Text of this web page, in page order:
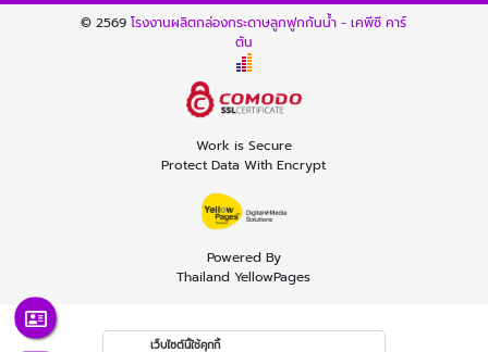
© 2569โรงงานผลิตกล่องกระดาษลูกฟูกกันน้ำ - เคพีซี คาร์
ตัน
Work is Secure
Protect Data With Encrypt
Powered By
Thailand YellowPages
เว็บไซต์นี้ใช้คุกกี้